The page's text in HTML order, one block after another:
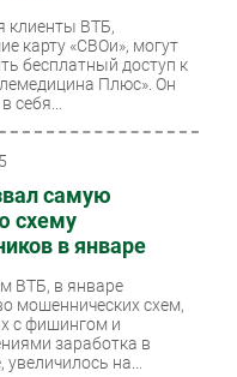
клиенты ВТБ,
карту «СВОи», могут
бесплатный доступ к
Плюс». Он
себя...
самую
схему
в январе
ВТБ, в январе
мошеннических схем,
с фишингом и
заработка в
увеличилось на...